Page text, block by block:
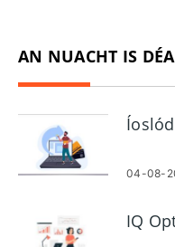
AN NUACHT IS
04-08-
IQ